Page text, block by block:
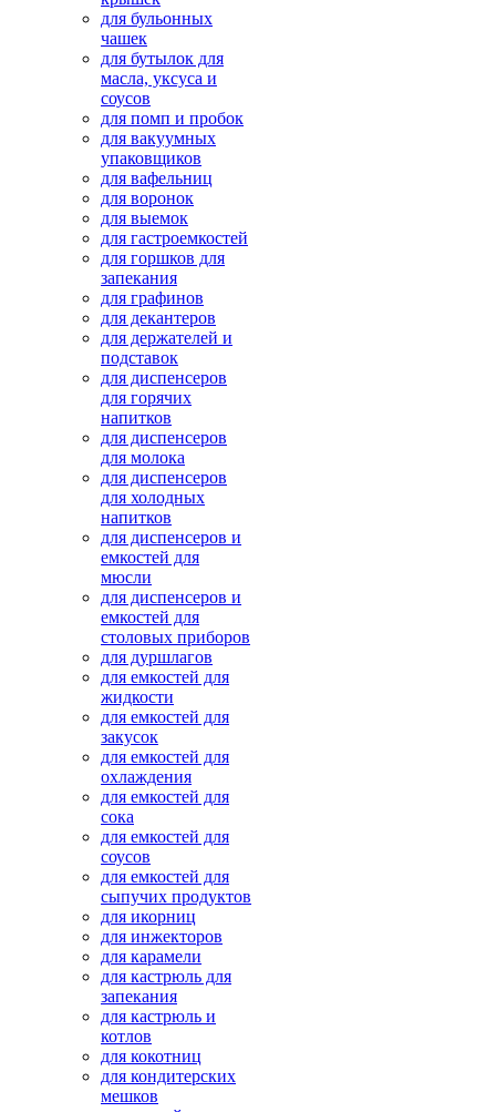
для бульонных
чашек
для бутылок для
масла, уксуса и
соусов
для помп и пробок
для вакуумных
упаковщиков
для вафельниц
для воронок
для выемок
для гастроемкостей
для горшков для
запекания
для графинов
для декантеров
для держателей и
подставок
для диспенсеров
для горячих
напитков
для диспенсеров
для молока
для диспенсеров
для холодных
напитков
для диспенсеров и
емкостей для
мюсли
для диспенсеров и
емкостей для
столовых приборов
для дуршлагов
для емкостей для
жидкости
для емкостей для
закусок
для емкостей для
охлаждения
для емкостей для
сока
для емкостей для
соусов
для емкостей для
сыпучих продуктов
для икорниц
для инжекторов
для карамели
для кастрюль для
запекания
для кастрюль и
котлов
для кокотниц
для кондитерских
мешков